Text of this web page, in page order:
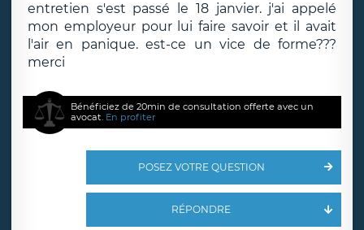
entretien s'est passé le 18 janvier. j'ai appelé
mon employeur pour lui faire savoir et il avait
l'air en panique. est-ce un vice de forme???
merci
Bénéficiez de 20min de consultation offerte avec un
avocat. En profiter
POSEZ VOTRE QUESTION
RÉPONDRE